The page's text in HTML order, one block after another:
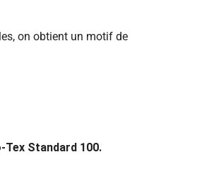
on obtient un motif de
Tex Standard 100.